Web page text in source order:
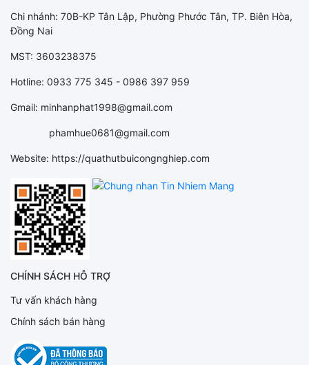
Chi nhánh: 70B-KP Tân Lập, Phường Phước Tân, TP. Biên Hòa,
Đồng Nai
MST: 3603238375
Hotline: 0933 775 345 - 0986 397 959
Gmail: minhanphat1998@gmail.com
phamhue0681@gmail.com
Website: https://quathutbuicongnghiep.com
CHÍNH SÁCH HỖ TRỢ
Tư vấn khách hàng
Chính sách bán hàng